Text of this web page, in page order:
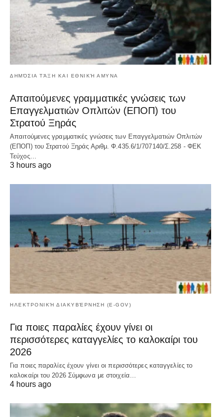
ΔΗΜΌΣΙΑ ΤΆΞΗ ΚΑΙ ΕΘΝΙΚΉ ΑΜΥΝΑ
Απαιτούμενες γραμματικές γνώσεις των
Επαγγελματιών Οπλιτών (ΕΠΟΠ) του
Στρατού Ξηράς
Απαιτούμενες γραμματικές γνώσεις των Επαγγελματιών Οπλιτών
(ΕΠΟΠ) του Στρατού Ξηράς Αριθμ. Φ.435.6/1/707140/Σ.258 - ΦΕΚ
Τεύχος…
3 hours ago
ΗΛΕΚΤΡΟΝΙΚΉ ΔΙΑΚΥΒΈΡΝΗΣΗ (E-GOV)
Για ποιες παραλίες έχουν γίνει οι
περισσότερες καταγγελίες το καλοκαίρι του
2026
Για ποιες παραλίες έχουν γίνει οι περισσότερες καταγγελίες το
καλοκαίρι του 2026 Σύμφωνα με στοιχεία…
4 hours ago